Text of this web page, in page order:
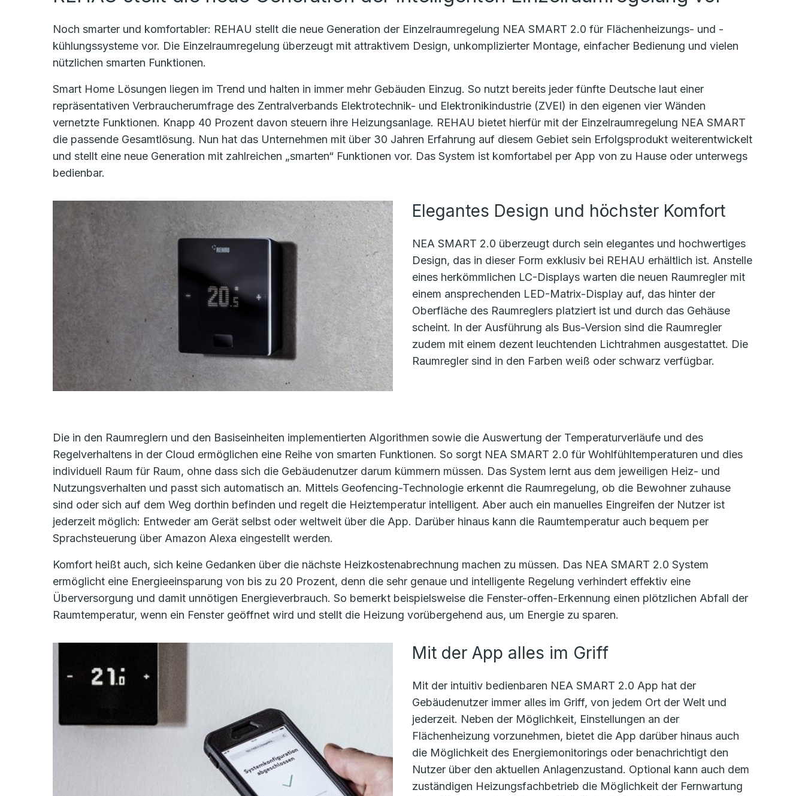
Noch smarter und komfortabler: REHAU stellt die neue Generation der Einzelraumregelung NEA SMART 2.0 für Flächenheizungs- und -
kühlungssysteme vor. Die Einzelraumregelung überzeugt mit attraktivem Design, unkomplizierter Montage, einfacher Bedienung und vielen
nützlichen smarten Funktionen.
Smart Home Lösungen liegen im Trend und halten in immer mehr Gebäuden Einzug. So nutzt bereits jeder fünfte Deutsche laut einer
repräsentativen Verbraucherumfrage des Zentralverbands Elektrotechnik- und Elektronikindustrie (ZVEI) in den eigenen vier Wänden
vernetzte Funktionen. Knapp 40 Prozent davon steuern ihre Heizungsanlage. REHAU bietet hierfür mit der Einzelraumregelung NEA SMART
die passende Gesamtlösung. Nun hat das Unternehmen mit über 30 Jahren Erfahrung auf diesem Gebiet sein Erfolgsprodukt weiterentwickelt
und stellt eine neue Generation mit zahlreichen „smarten“ Funktionen vor. Das System ist komfortabel per App von zu Hause oder unterwegs
bedienbar.
Elegantes Design und höchster Komfort
NEA SMART 2.0 überzeugt durch sein elegantes und hochwertiges
Design, das in dieser Form exklusiv bei REHAU erhältlich ist. Anstelle
eines herkömmlichen LC-Displays warten die neuen Raumregler mit
einem ansprechenden LED-Matrix-Display auf, das hinter der
Oberfläche des Raumreglers platziert ist und durch das Gehäuse
scheint. In der Ausführung als Bus-Version sind die Raumregler
zudem mit einem dezent leuchtenden Lichtrahmen ausgestattet. Die
Raumregler sind in den Farben weiß oder schwarz verfügbar.
Die in den Raumreglern und den Basiseinheiten implementierten Algorithmen sowie die Auswertung der Temperaturverläufe und des
Regelverhaltens in der Cloud ermöglichen eine Reihe von smarten Funktionen. So sorgt NEA SMART 2.0 für Wohlfühltemperaturen und dies
individuell Raum für Raum, ohne dass sich die Gebäudenutzer darum kümmern müssen. Das System lernt aus dem jeweiligen Heiz- und
Nutzungsverhalten und passt sich automatisch an. Mittels Geofencing-Technologie erkennt die Raumregelung, ob die Bewohner zuhause
sind oder sich auf dem Weg dorthin befinden und regelt die Heiztemperatur intelligent. Aber auch ein manuelles Eingreifen der Nutzer ist
jederzeit möglich: Entweder am Gerät selbst oder weltweit über die App. Darüber hinaus kann die Raumtemperatur auch bequem per
Sprachsteuerung über Amazon Alexa eingestellt werden.
Komfort heißt auch, sich keine Gedanken über die nächste Heizkostenabrechnung machen zu müssen. Das NEA SMART 2.0 System
ermöglicht eine Energieeinsparung von bis zu 20 Prozent, denn die sehr genaue und intelligente Regelung verhindert effektiv eine
Überversorgung und damit unnötigen Energieverbrauch. So bemerkt beispielsweise die Fenster-offen-Erkennung einen plötzlichen Abfall der
Raumtemperatur, wenn ein Fenster geöffnet wird und stellt die Heizung vorübergehend aus, um Energie zu sparen.
Mit der App alles im Griff
Mit der intuitiv bedienbaren NEA SMART 2.0 App hat der
Gebäudenutzer immer alles im Griff, von jedem Ort der Welt und
jederzeit. Neben der Möglichkeit, Einstellungen an der
Flächenheizung vorzunehmen, bietet die App darüber hinaus auch
die Möglichkeit des Energiemonitorings oder benachrichtigt den
Nutzer über den aktuellen Anlagenzustand. Optional kann auch dem
zuständigen Heizungsfachbetrieb die Möglichkeit der Fernwartung